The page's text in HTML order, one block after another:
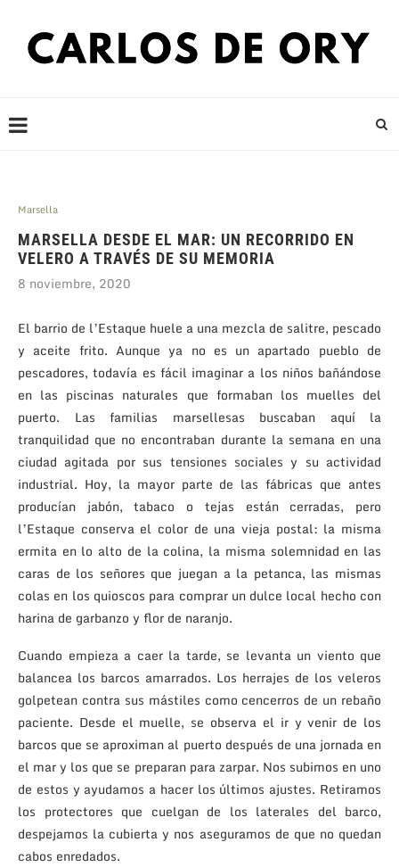
Marsella
MARSELLA DESDE EL MAR: UN RECORRIDO EN
VELERO A TRAVÉS DE SU MEMORIA
8 noviembre, 2020
El barrio de l’Estaque huele a una mezcla de salitre, pescado
y aceite frito. Aunque ya no es un apartado pueblo de
pescadores, todavía es fácil imaginar a los niños bañándose
en las piscinas naturales que formaban los muelles del
puerto. Las familias marsellesas buscaban aquí la
tranquilidad que no encontraban durante la semana en una
ciudad agitada por sus tensiones sociales y su actividad
industrial. Hoy, la mayor parte de las fábricas que antes
producían jabón, tabaco o tejas están cerradas, pero
l’Estaque conserva el color de una vieja postal: la misma
ermita en lo alto de la colina, la misma solemnidad en las
caras de los señores que juegan a la petanca, las mismas
colas en los quioscos para comprar un dulce local hecho con
harina de garbanzo y flor de naranjo.
Cuando empieza a caer la tarde, se levanta un viento que
balancea los barcos amarrados. Los herrajes de los veleros
golpetean contra sus mástiles como cencerros de un rebaño
paciente. Desde el muelle, se observa el ir y venir de los
barcos que se aproximan al puerto después de una jornada en
el mar y los que se preparan para zarpar. Nos subimos en uno
de estos y ayudamos a hacer los últimos ajustes. Retiramos
los protectores que cuelgan de los laterales del barco,
despejamos la cubierta y nos aseguramos de que no quedan
cabos enredados.